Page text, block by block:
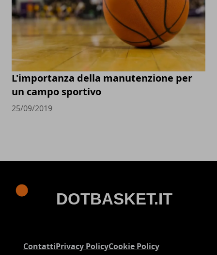
L'importanza della manutenzione per
un campo sportivo
25/09/2019
ContattiPrivacy PolicyCookie Policy